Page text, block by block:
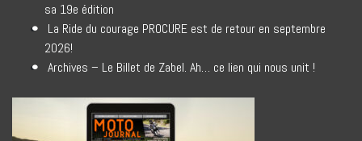
sa 19e édition
La Ride du courage PROCURE est de retour en septembre
2026!
Archives – Le Billet de Zabel. Ah… ce lien qui nous unit !